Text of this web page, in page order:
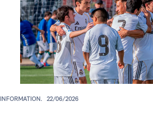
INFORMATION. 22/06/2026